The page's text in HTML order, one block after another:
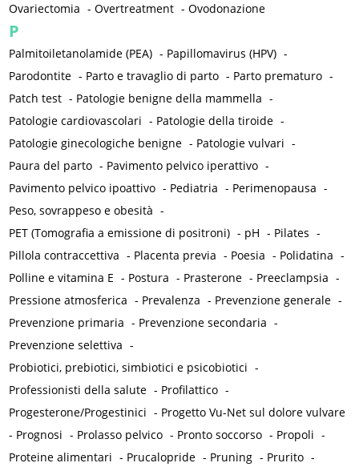
Ovariectomia -Overtreatment -Ovodonazione
P
Palmitoiletanolamide (PEA) - Papillomavirus (HPV) -
Parodontite - Parto e travaglio di parto - Parto prematuro -
Patch test - Patologie benigne della mammella -
Patologie cardiovascolari - Patologie della tiroide -
Patologie ginecologiche benigne - Patologie vulvari -
Paura del parto - Pavimento pelvico iperattivo -
Pavimento pelvico ipoattivo - Pediatria - Perimenopausa -
Peso, sovrappeso e obesità -
PET (Tomografia a emissione di positroni) - pH - Pilates -
Pillola contraccettiva - Placenta previa - Poesia - Polidatina -
Polline e vitamina E - Postura - Prasterone - Preeclampsia -
Pressione atmosferica - Prevalenza - Prevenzione generale -
Prevenzione primaria - Prevenzione secondaria -
Prevenzione selettiva -
Probiotici, prebiotici, simbiotici e psicobiotici -
Professionisti della salute - Profilattico -
Progesterone/Progestinici - Progetto Vu-Net sul dolore vulvare
- Prognosi - Prolasso pelvico - Pronto soccorso - Propoli -
Proteine alimentari - Prucalopride - Pruning - Prurito -